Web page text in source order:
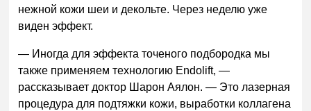
нежной кожи шеи и декольте. Через неделю уже
виден эффект.
— Иногда для эффекта точеного подбородка мы
также применяем технологию Endolift, —
рассказывает доктор Шарон Аялон. — Это лазерная
процедура для подтяжки кожи, выработки коллагена